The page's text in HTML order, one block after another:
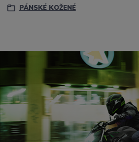
PÁNSKÉ KOŽENÉ